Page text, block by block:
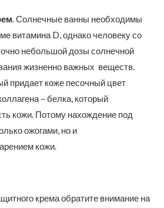
. Солнечные ванны необходимы
витамина D, однако человеку со
небольшой дозы солнечной
жизненно важных веществ.
придает коже песочный цвет
– белка, который
кожи. Потому нахождение под
ожогами, но и
кожи.
крема обратите внимание на